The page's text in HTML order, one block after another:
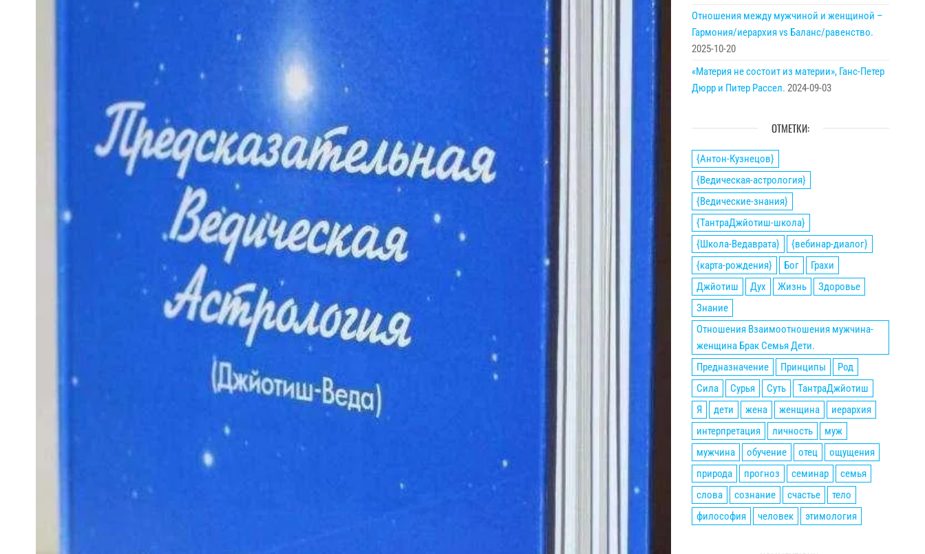
Отношения между мужчиной и женщиной –
Гармония/иерархия vs Баланс/равенство.
2025-10-20
«Материя не состоит из материи», Ганс-Петер
Дюрр и Питер Рассел. 2024-09-03
ОТМЕТКИ:
{Антон-Кузнецов}
{Ведическая-астрология}
{Ведические-знания}
{ТантраДжйотиш-школа}
{Школа-Ведаврата}
{вебинар-диалог}
{карта-рождения}
Бог
Грахи
Джйотиш
Дух Жизнь
Здоровье
Знание
Отношения Взаимоотношения мужчина-
женщина Брак Семья Дети.
Предназначение
Принципы
Род
Сила
Сурья Суть
ТантраДжйотиш
Я
дети жена женщина
иерархия
интерпретация
личность
муж
мужчина
обучение отец
ощущения
природа
прогноз семинар
семья
слова
сознание счастье
тело
философия
человек этимология